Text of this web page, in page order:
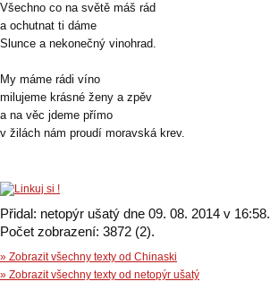
Všechno co na světě máš rád
a ochutnat ti dáme
Slunce a nekonečný vinohrad.
My máme rádi víno
milujeme krásné ženy a zpěv
a na věc jdeme přímo
v žilách nám proudí moravská krev .
Přidal: netopýr ušatý dne 09. 08. 2014 v 16:58.
Počet zobrazení: 3872 (2).
» Zobrazit všechny texty od Chinaski
» Zobrazit všechny texty od netopýr ušatý